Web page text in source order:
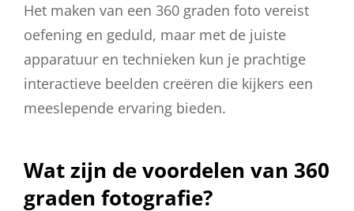
Het maken van een 360 graden foto vereist
oefening en geduld, maar met de juiste
apparatuur en technieken kun je prachtige
interactieve beelden creëren die kijkers een
meeslepende ervaring bieden.
Wat zijn de voordelen van 360
graden fotografie?